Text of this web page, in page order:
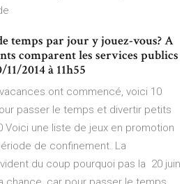
temps par jour y jouez-vous? A
comparent les services publics
2014 à 11h55
ont commencé, voici 10
passer le temps et divertir petits
Voici une liste de jeux en promotion
de confinement. La
du coup pourquoi pas la 20 juin